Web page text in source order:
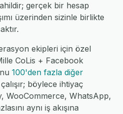
gerçek bir hesap
üzerinden sizinle birlikte
ekipleri için özel
CoLis + Facebook
100'den fazla diğer
böylece ihtiyaç
WooCommerce, WhatsApp,
aynı iş akışına